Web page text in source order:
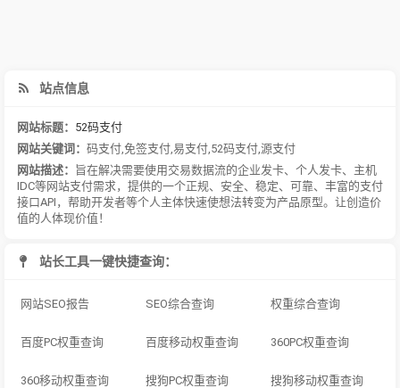
站点信息
网站标题： 52码支付
网站关键词： 码支付 免签支付 易支付 52码支付 源支付
网站描述： 旨在解决需要使用交易数据流的企业发卡、个人发卡、主机
IDC等网站支付需求，提供的一个正规、安全、稳定、可靠、丰富的支付
接口API，帮助开发者等个人主体快速使想法转变为产品原型。让创造价
值的人体现价值！
站长工具一键快捷查询：
网站SEO报告 SEO综合查询 权重综合查询
百度PC权重查询 百度移动权重查询 360PC权重查询
360移动权重查询 搜狗PC权重查询 搜狗移动权重查询